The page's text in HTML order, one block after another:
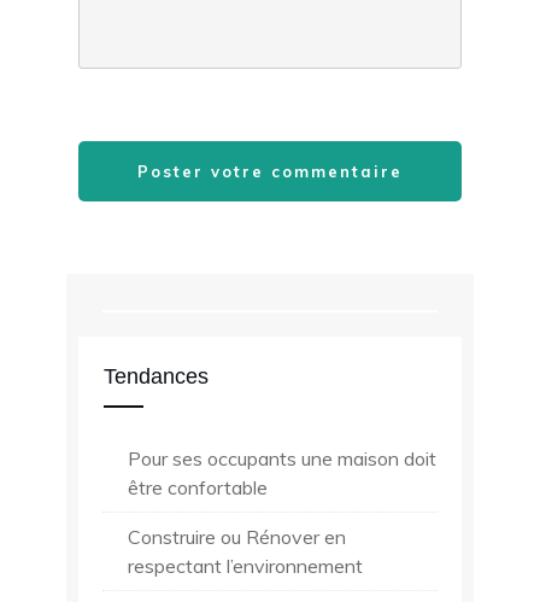
Poster votre commentaire
Tendances
Pour ses occupants une maison doit
être confortable
Construire ou Rénover en
respectant l’environnement